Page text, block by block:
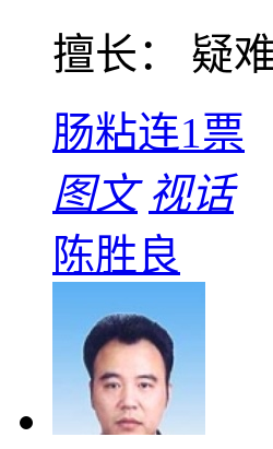
擅长： 疑
肠粘连1票
图文 视话
陈胜良